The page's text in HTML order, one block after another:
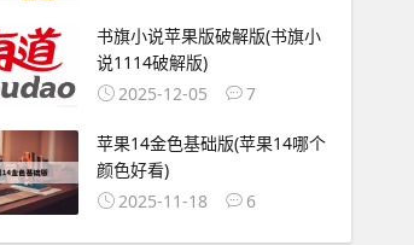
书旗小说苹果版破解版(书旗小
说1114破解版)
2025-12-05
7
苹果14金色基础版(苹果14哪个
颜色好看)
2025-11-18
6